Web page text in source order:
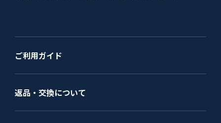
ご利用ガイド
返品・交換について